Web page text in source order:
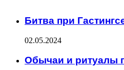
Битва при
02.05.2024
Обычаи и ритуалы